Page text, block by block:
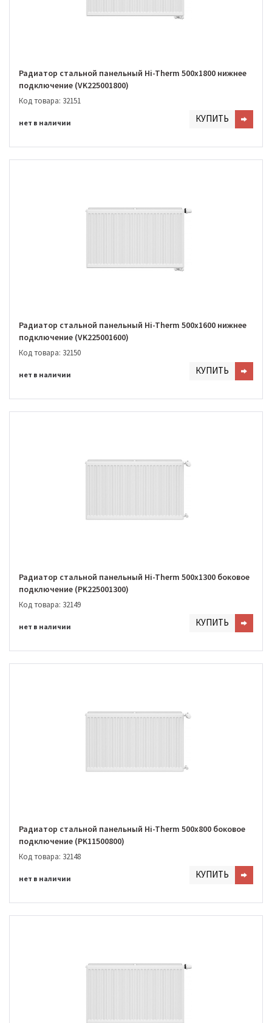
Радиатор стальной панельный Hi-Therm 500х1800 нижнее
подключение (VK225001800)
Код товара: 32151
нет в наличии КУПИТЬ
Радиатор стальной панельный Hi-Therm 500х1600 нижнее
подключение (VK225001600)
Код товара: 32150
нет в наличии КУПИТЬ
Радиатор стальной панельный Hi-Therm 500х1300 боковое
подключение (PK225001300)
Код товара: 32149
нет в наличии КУПИТЬ
Радиатор стальной панельный Hi-Therm 500х800 боковое
подключение (PK11500800)
Код товара: 32148
нет в наличии КУПИТЬ